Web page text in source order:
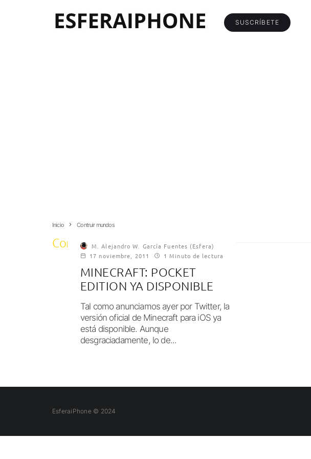
SUSCRÍBETE
Inicio Contruir mundos
Contruir mundos
M. Alejandro W. García Fuentes (Esfera)
17 noviembre, 2011
1 Minuto de lectura
MINECRAFT: POCKET
EDITION YA DISPONIBLE
Tal como anunciamos ayer por Twitter, la
versión oficial de Minecraft para iOS ya
está disponible. Aunque
desgraciadamente, lo de...
EsferaiPhone © 2024